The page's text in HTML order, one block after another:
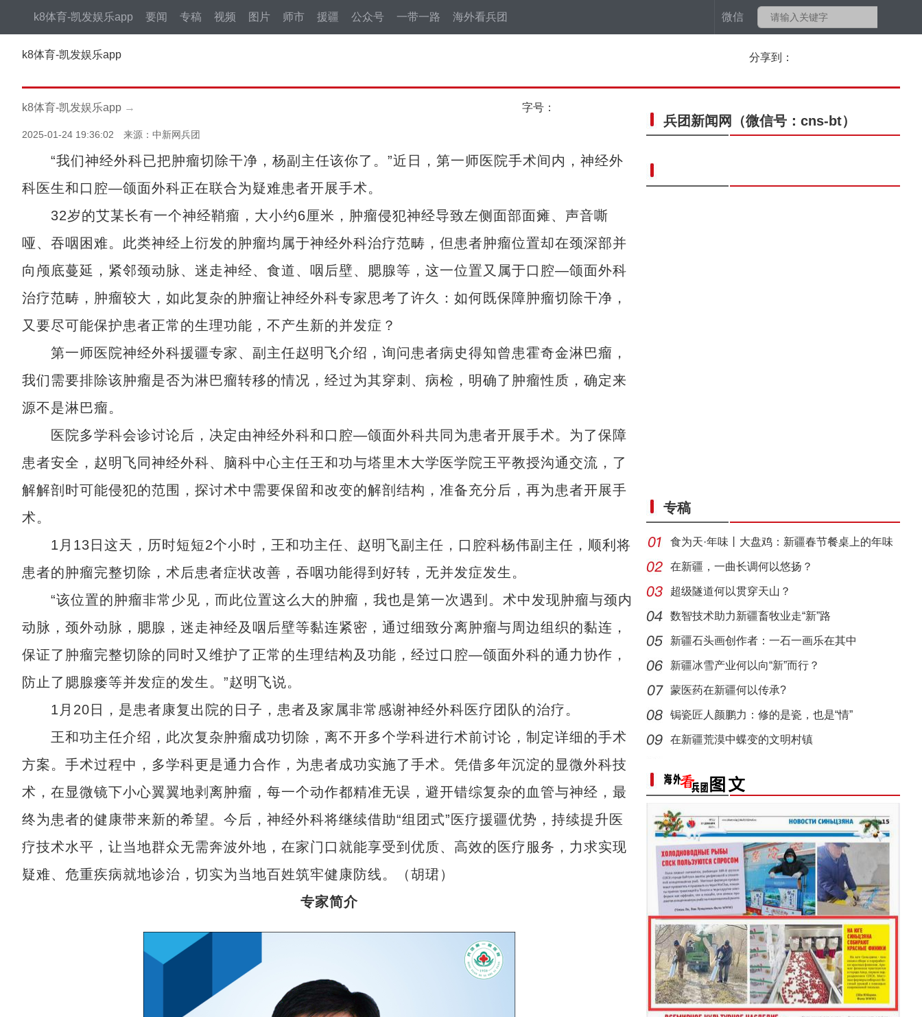
微信
k8体育-凯发娱乐app 要闻 专稿 视频 图片 师市 援疆 公众号 一带一路 海外看兵团
k8体育-凯发娱乐app 分享到：
k8体育-凯发娱乐app → 字号：
2025-01-24 19:36:02 来源：中新网兵团
“我们神经外科已把肿瘤切除干净，杨副主任该你了。”近日，第一师医院手术间内，神经外
科医生和口腔—颌面外科正在联合为疑难患者开展手术。
32岁的艾某长有一个神经鞘瘤，大小约6厘米，肿瘤侵犯神经导致左侧面部面瘫、声音嘶
哑、吞咽困难。此类神经上衍发的肿瘤均属于神经外科治疗范畴，但患者肿瘤位置却在颈深部并
向颅底蔓延，紧邻颈动脉、迷走神经、食道、咽后壁、腮腺等，这一位置又属于口腔—颌面外科
治疗范畴，肿瘤较大，如此复杂的肿瘤让神经外科专家思考了许久：如何既保障肿瘤切除干净，
又要尽可能保护患者正常的生理功能，不产生新的并发症？
第一师医院神经外科援疆专家、副主任赵明飞介绍，询问患者病史得知曾患霍奇金淋巴瘤，
我们需要排除该肿瘤是否为淋巴瘤转移的情况，经过为其穿刺、病检，明确了肿瘤性质，确定来
源不是淋巴瘤。
医院多学科会诊讨论后，决定由神经外科和口腔—颌面外科共同为患者开展手术。为了保障
患者安全，赵明飞同神经外科、脑科中心主任王和功与塔里木大学医学院王平教授沟通交流，了
解解剖时可能侵犯的范围，探讨术中需要保留和改变的解剖结构，准备充分后，再为患者开展手
术。
1月13日这天，历时短短2个小时，王和功主任、赵明飞副主任，口腔科杨伟副主任，顺利将
患者的肿瘤完整切除，术后患者症状改善，吞咽功能得到好转，无并发症发生。
“该位置的肿瘤非常少见，而此位置这么大的肿瘤，我也是第一次遇到。术中发现肿瘤与颈内
动脉，颈外动脉，腮腺，迷走神经及咽后壁等黏连紧密，通过细致分离肿瘤与周边组织的黏连，
保证了肿瘤完整切除的同时又维护了正常的生理结构及功能，经过口腔—颌面外科的通力协作，
防止了腮腺瘘等并发症的发生。”赵明飞说。
1月20日，是患者康复出院的日子，患者及家属非常感谢神经外科医疗团队的治疗。
王和功主任介绍，此次复杂肿瘤成功切除，离不开多个学科进行术前讨论，制定详细的手术
方案。手术过程中，多学科更是通力合作，为患者成功实施了手术。凭借多年沉淀的显微外科技
术，在显微镜下小心翼翼地剥离肿瘤，每一个动作都精准无误，避开错综复杂的血管与神经，最
终为患者的健康带来新的希望。今后，神经外科将继续借助“组团式”医疗援疆优势，持续提升医
疗技术水平，让当地群众无需奔波外地，在家门口就能享受到优质、高效的医疗服务，力求实现
疑难、危重疾病就地诊治，切实为当地百姓筑牢健康防线。（胡珺）
专家简介
兵团新闻网 （微信号：cns-bt）
侨乡故事 | 从游客到创客：爱上喀什“慢生活
侨乡故事 | 新疆吐鲁番烘焙师“复刻”1400年
专稿
食为天·年味丨大盘鸡：新疆春节餐桌上的年味
担当
在新疆，一曲长调何以悠扬？
超级隧道何以贯穿天山？
数智技术助力新疆畜牧业走“新”路
新疆石头画创作者：一石一画乐在其中
新疆冰雪产业何以向“新”而行？
蒙医药在新疆何以传承?
锔瓷匠人颜鹏力：修的是瓷，也是“情”
在新疆荒漠中蝶变的文明村镇